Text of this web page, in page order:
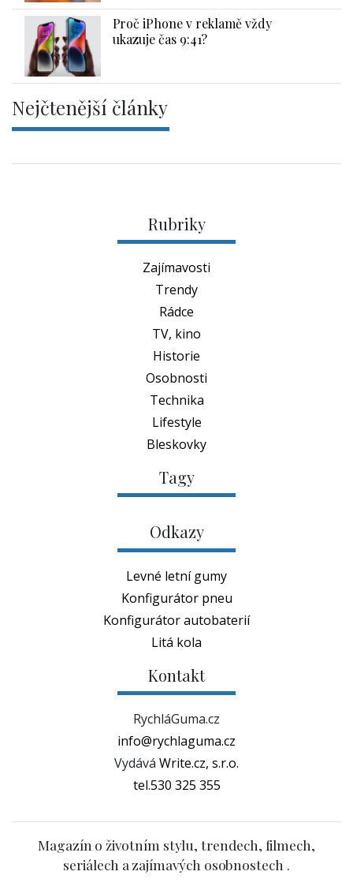
Proč iPhone v reklamě vždy
ukazuje čas 9:41?
Nejčtenější články
Rubriky
Zajímavosti
Trendy
Rádce
TV, kino
Historie
Osobnosti
Technika
Lifestyle
Bleskovky
Tagy
Odkazy
Levné letní gumy
Konfigurátor pneu
Konfigurátor autobaterií
Litá kola
Kontakt
RychláGuma.cz
info@rychlaguma.cz
Vydává Write.cz, s.r.o.
tel.530 325 355
Magazín o životním stylu, trendech, filmech,
seriálech a zajímavých osobnostech .